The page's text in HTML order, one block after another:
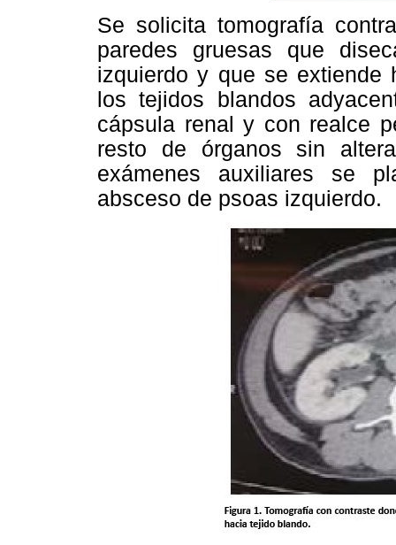
Se solicita tomografía
paredes gruesas que
izquierdo y que se
los tejidos blandos
cápsula renal y con realce
resto de órganos sin
exámenes auxiliares se
absceso de psoas izquierdo.